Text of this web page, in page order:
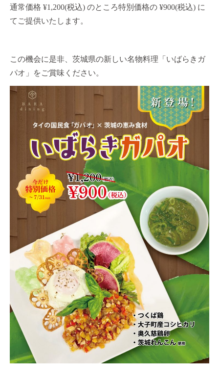
通常価格 ¥1,200(税込) のところ特別価格の ¥900(税込) に
てご提供いたします。
この機会に是非、茨城県の新しい名物料理「いばらきガ
パオ」をご賞味ください。